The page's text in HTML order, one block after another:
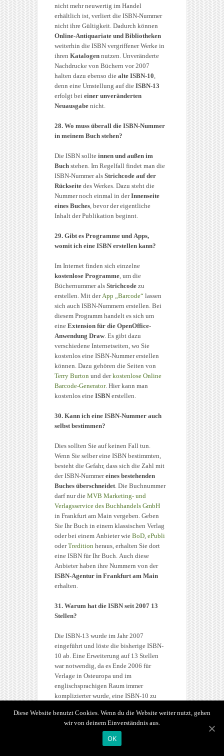
nicht mehr neuwertig im Handel
erhältlich ist, verliert die ISBN-Nummer
nicht ihre Gültigkeit. Dadurch können
Online-Antiquariate und Bibliotheken
weiterhin die ISBN vergriffener Werke in
ihren Katalogen nutzen. Unveränderte
Nachdrucke von Büchern vor 2007
halten dazu ebenso die alte ISBN-10
denn eine Umstellung auf die ISBN-13
erfolgt bei einer unveränderten
Neuausgabe nicht.
28. Wo muss überall die ISBN-Nummer
in meinem Buch stehen?
Die ISBN sollte innen und außen im
Buch stehen. Im Regelfall findet man die
ISBN-Nummer als Strichcode auf der
Rückseite des Werkes. Dazu steht die
Nummer noch einmal in derInnenseite
eines Buches , bevor der eigentliche
Inhalt der Publikation beginnt.
29. Gibt es Programme und Apps,
womit ich eine ISBN erstellen kann?
Im Internet finden sich einzelne
kostenlose Programme , um die
Büchernummer als Strichcode zu
erstellen. Mit der App „Barcode“ lassen
sich auch ISBN-Nummern erstellen. Bei
diesem Programm handelt es sich um
eine Extension für die OpenOffice-
Anwendung Draw. Es gibt dazu
verschiedene Internetseiten, wo Sie
kostenlos eine ISBN-Nummer erstellen
können. Dazu gehören die Seiten von
Terry Burton und derkostenlose Online
Barcode-Generator. Hier kann man
kostenlos eine ISBN erstellen.
30. Kann ich eine ISBN-Nummer auch
selbst bestimmen?
Dies sollten Sie auf keinen Fall tun.
Wenn Sie selber eine ISBN bestimmten,
besteht die Gefahr, dass sich die Zahl mit
der ISBN-Nummereines bestehenden
Buches überschneidet . Die Buchnummer
darf nur die MVB Marketing- und
Verlagsservice des Buchhandels GmbH
in Frankfurt am Main vergeben. Geben
Sie Ihr Buch in einem klassischen Verlag
oder bei einem Anbieter wie BoD ePubli
oderTredition heraus, erhalten Sie dort
eine ISBN für Ihr Buch. Auch diese
Anbieter haben ihre Nummern von der
ISBN-Agentur in Frankfurt am Main
erhalten.
31. Warum hat die ISBN seit 2007 13
Stellen?
Die ISBN-13 wurde im Jahr 2007
eingeführt und löste die bisherige ISBN-
10 ab. Eine Erweiterung auf 13 Stellen
war notwendig, da es Ende 2006 für
Verlage in Osteuropa und im
englischsprachigen Raum immer
komplizierter wurde, eine ISBN-10 zu
Anzahl der möglichen
Zahlenkombinationen von 1 Milliarde
auf 1,9 Milliarden. Für Bücher, welche
01. Januar 2007
Diese Website benutzt Cookies. Wenn du die Website weiter nutzt, gehen
wir von deinem Einverständnis aus.
OK